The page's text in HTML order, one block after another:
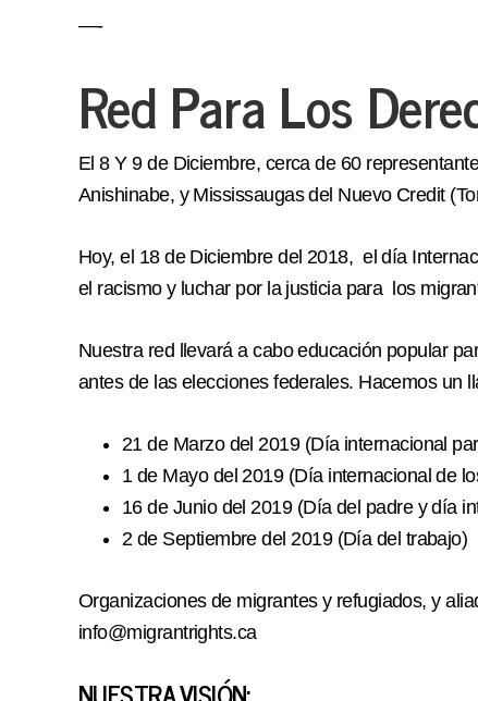
—-
Red Para Los
El 8 Y 9 de Diciembre, cerca de 60
Anishinabe, y Mississaugas del Nuevo Credit
Hoy, el 18 de Diciembre del 2018, el día
el racismo y luchar por la justicia para los
Nuestra red llevará a cabo educación popular
antes de las elecciones federales. Hacemos un
21 de Marzo del 2019 (Día internacional
1 de Mayo del 2019 (Día internacional de
16 de Junio del 2019 (Día del padre y día
2 de Septiembre del 2019 (Día del trabajo)
Organizaciones de migrantes y refugiados, y
info@migrantrights.ca